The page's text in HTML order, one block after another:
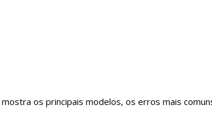
os principais modelos, os erros mais